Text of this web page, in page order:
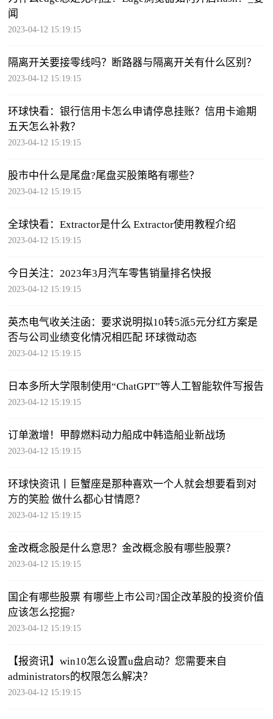
闻
2023-04-12 15:19:15
隔离开关要接零线吗？断路器与隔离开关有什么区别？
2023-04-12 15:19:15
环球快看：银行信用卡怎么申请停息挂账？信用卡逾期
五天怎么补救？
2023-04-12 15:19:15
股市中什么是尾盘?尾盘买股策略有哪些？
2023-04-12 15:19:15
全球快看：​Extractor是什么 Extractor使用教程介绍
2023-04-12 15:19:15
今日关注：2023年3月汽车零售销量排名快报
2023-04-12 15:19:15
英杰电气收关注函：要求说明拟10转5派5元分红方案是
否与公司业绩变化情况相匹配 环球微动态
2023-04-12 15:19:15
日本多所大学限制使用“ChatGPT”等人工智能软件写报告
2023-04-12 15:19:15
订单激增！甲醇燃料动力船成中韩造船业新战场
2023-04-12 15:19:15
环球快资讯丨巨蟹座是那种喜欢一个人就会想要看到对
方的笑脸 做什么都心甘情愿？
2023-04-12 15:19:15
金改概念股是什么意思？金改概念股有哪些股票？
2023-04-12 15:19:15
国企有哪些股票 有哪些上市公司?国企改革股的投资价值
应该怎么挖掘?
2023-04-12 15:19:15
【报资讯】win10怎么设置u盘启动？您需要来自
administrators的权限怎么解决？
2023-04-12 15:19:15